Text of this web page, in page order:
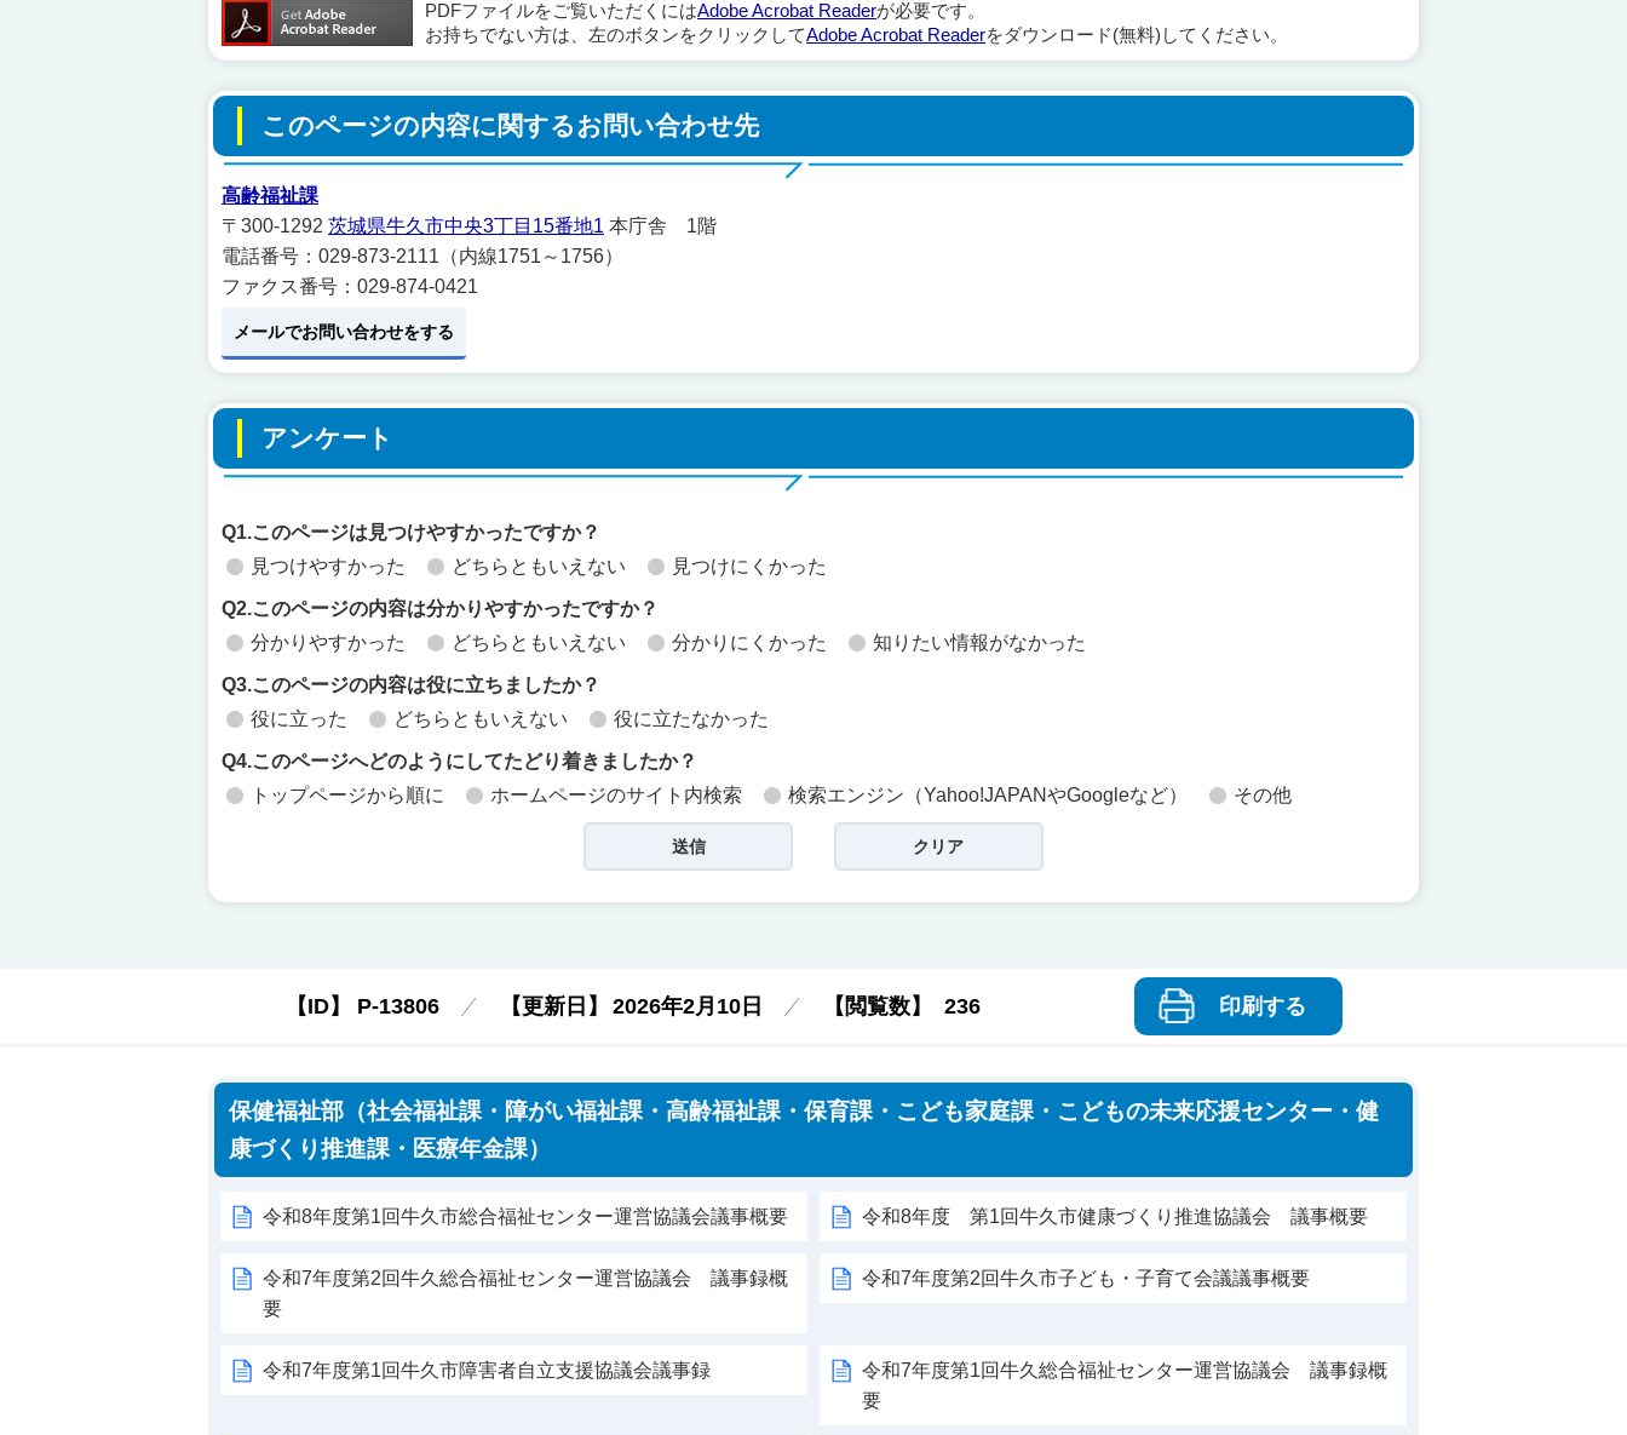
PDFファイルをご覧いただくにはAdobe Acrobat Readerが必要です。
お持ちでない方は、左のボタンをクリックしてAdobe Acrobat Readerをダウンロード(無料)してください。
このページの内容に関するお問い合わせ先
高齢福祉課
〒300-1292 茨城県牛久市中央3丁目15番地1 本庁舎 1階
電話番号：029-873-2111（内線1751～1756）
ファクス番号：029-874-0421
メールでお問い合わせをする
アンケート
Q1.このページは見つけやすかったですか？
見つけやすかった
どちらともいえない 見つけにくかった
Q2.このページの内容は分かりやすかったですか？
分かりやすかった
どちらともいえない 分かりにくかった 知りたい情報がなかった
Q3.このページの内容は役に立ちましたか？
役に立った
どちらともいえない 役に立たなかった
Q4.このページへどのようにしてたどり着きましたか？
トップページから順に
ホームページのサイト内検索 検索エンジン（Yahoo!JAPANやGoogleなど） その他
【ID】 P-13806 【更新日】 2026年2月10日 【閲覧数】 236 印刷する
保健福祉部（社会福祉課・障がい福祉課・高齢福祉課・保育課・こども家庭課・こどもの未来応援センター・健
康づくり推進課・医療年金課）
令和8年度第1回牛久市総合福祉センター運営協議会議事概要 令和8年度 第1回牛久市健康づくり推進協議会 議事概要
令和7年度第2回牛久総合福祉センター運営協議会 議事録概
要
令和7年度第2回牛久市子ども・子育て会議議事概要
令和7年度第1回牛久市障害者自立支援協議会議事録
令和7年度第1回牛久総合福祉センター運営協議会 議事録概
要